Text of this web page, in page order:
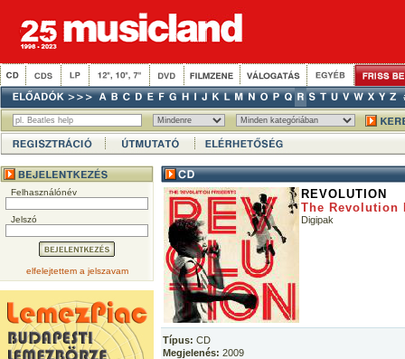
Felhasználónév
Jelszó
elfelejtettem a jelszavam
REVOLUTION
The Revolution
Digipak
Típus: CD
Megjelenés: 2009